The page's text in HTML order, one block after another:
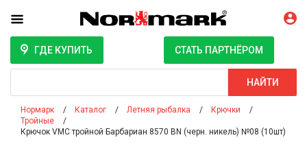
ГДЕ КУПИТЬ СТАТЬ ПАРТНЁРОМ
НАЙТИ
Нормарк Каталог Летняя рыбалка
Крючки
Тройные
Крючок VMC тройной Барбариан 8570 BN (черн. никель) №08 (10шт)